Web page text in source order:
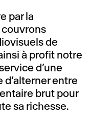
par la
de
à profit notre
d’une
entre
brut pour
sa richesse.